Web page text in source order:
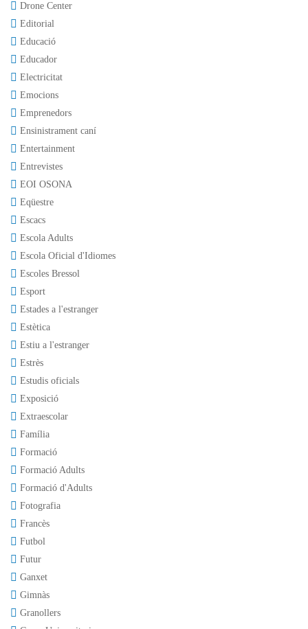
Drone Center
Editorial
Educació
Educador
Electricitat
Emocions
Emprenedors
Ensinistrament caní
Entertainment
Entrevistes
EOI OSONA
Eqüestre
Escacs
Escola Adults
Escola Oficial d'Idiomes
Escoles Bressol
Esport
Estades a l'estranger
Estètica
Estiu a l'estranger
Estrès
Estudis oficials
Exposició
Extraescolar
Família
Formació
Formació Adults
Formació d'Adults
Fotografia
Francès
Futbol
Futur
Ganxet
Gimnàs
Granollers